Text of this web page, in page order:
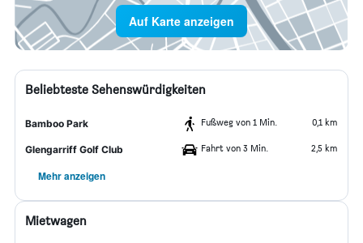
Auf Karte anzeigen
Beliebteste Sehenswürdigkeiten
Bamboo Park Fußweg von 1 Min. 0,1 km
Glengarriff Golf Club Fahrt von 3 Min. 2,5 km
Mehr anzeigen
Mietwagen